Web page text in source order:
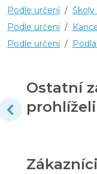
Podle určení / Školy
Podle určení /
Podle určení /
Ostatní
prohlíželi